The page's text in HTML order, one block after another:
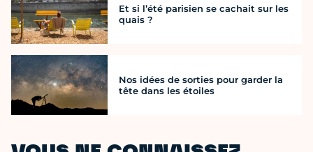
Et si l’été parisien se cachait sur les
quais ?
Nos idées de sorties pour garder la
tête dans les étoiles